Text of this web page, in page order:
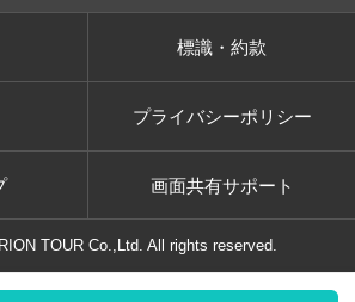
標識・約款
プライバシーポリシー
画面共有サポート
TOUR Co.,Ltd. All rights reserved.